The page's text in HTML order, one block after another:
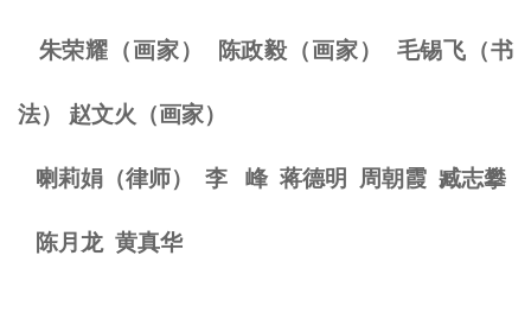
朱荣耀（画家） 陈政毅（画家） 毛锡飞（书
法） 赵文火（画家）
喇莉娟（律师） 李 峰 蒋德明 周朝霞 臧志攀
陈月龙 黄真华